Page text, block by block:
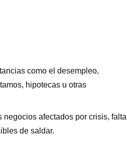
como el desempleo,
hipotecas u otras
afectados por crisis, falta
de saldar.